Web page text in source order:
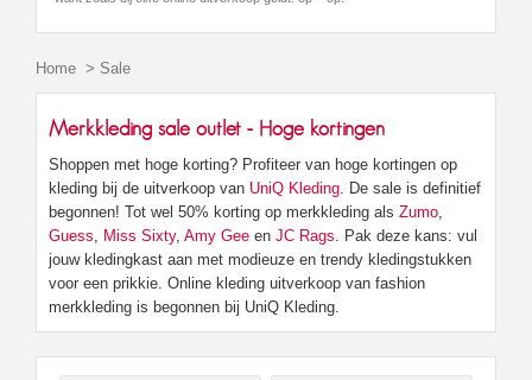
Home > Sale
Merkkleding sale outlet - Hoge kortingen
Shoppen met hoge korting? Profiteer van hoge kortingen op
kleding bij de uitverkoop van UniQ Kleding . De sale is definitief
begonnen! Tot wel 50% korting op merkkleding als Zumo
Guess
Miss Sixty, Amy Gee en JC Rags . Pak deze kans: vul
jouw kledingkast aan met modieuze en trendy kledingstukken
voor een prikkie. Online kleding uitverkoop van fashion
merkkleding is begonnen bij UniQ Kleding.